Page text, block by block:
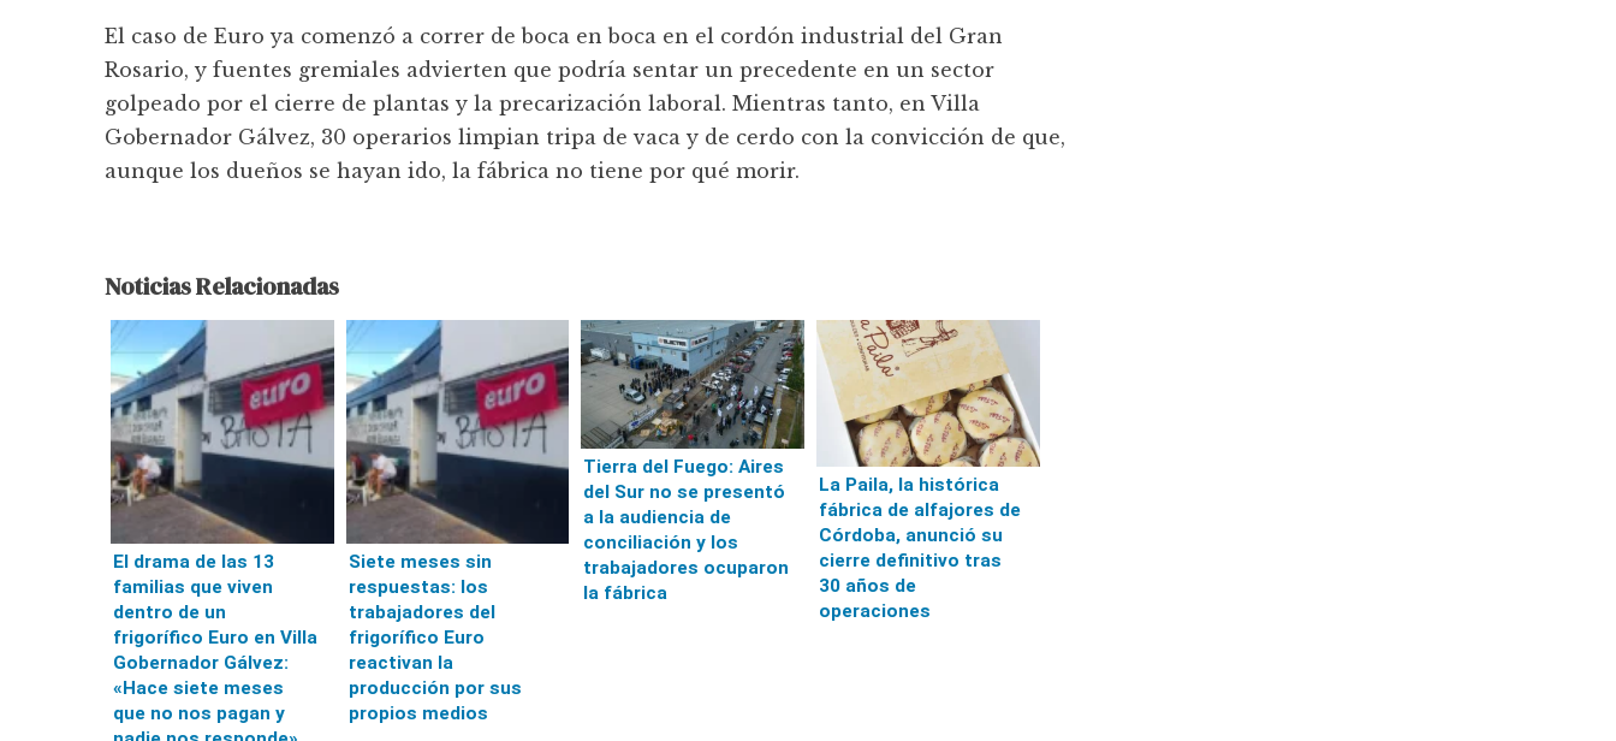
El caso de Euro ya comenzó a correr de boca en boca en el cordón industrial del Gran
Rosario, y fuentes gremiales advierten que podría sentar un precedente en un sector
golpeado por el cierre de plantas y la precarización laboral. Mientras tanto, en Villa
Gobernador Gálvez, 30 operarios limpian tripa de vaca y de cerdo con la convicción de que,
aunque los dueños se hayan ido, la fábrica no tiene por qué morir.
Noticias Relacionadas
El drama de las 13
familias que viven
dentro de un
frigorífico Euro en Villa
Gobernador Gálvez:
«Hace siete meses
que no nos pagan y
Siete meses sin
respuestas: los
trabajadores del
frigorífico Euro
reactivan la
producción por sus
propios medios
Tierra del Fuego: Aires
del Sur no se presentó
a la audiencia de
conciliación y los
trabajadores ocuparon
la fábrica
La Paila, la histórica
fábrica de alfajores de
Córdoba, anunció su
cierre definitivo tras
30 años de
operaciones